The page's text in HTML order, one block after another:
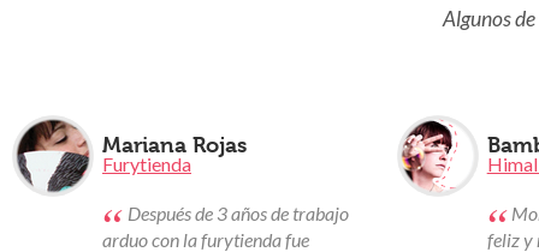
Algunos
Mariana Rojas
Furytienda
“ Después de 3 años de trabajo
arduo con la furytienda fue
“
feliz y